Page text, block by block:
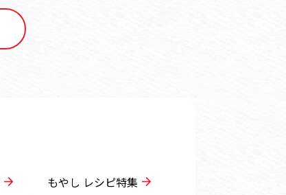
もやし レシピ特集